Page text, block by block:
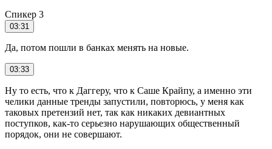
Спикер 3
03:31
Да, потом пошли в банках менять на новые.
03:33
Ну то есть, что к Даггеру, что к Саше Крайпу, а именно эти
челики данные тренды запустили, повторюсь, у меня как
таковых претензий нет, так как никаких девиантных
поступков, как-то серьезно нарушающих общественный
порядок, они не совершают.